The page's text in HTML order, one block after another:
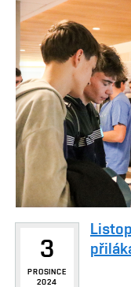
3
PROSINCE
2024